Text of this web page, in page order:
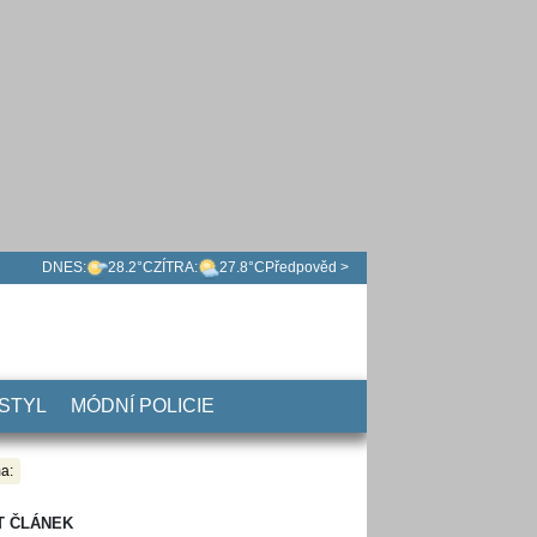
DNES: 28.2°CZÍTRA: 27.8°C Předpověd >
MÓDNÍ POLICIE
ČLÁNEK